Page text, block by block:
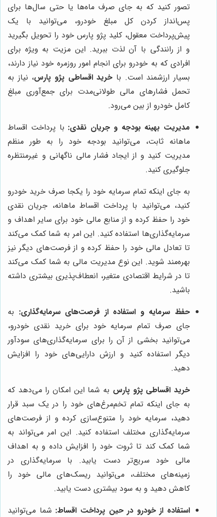
تصور کنید که به جای صرف ماه‌ها یا حتی سال‌ها برای
پس‌انداز کردن کل مبلغ خودرو، می‌توانید با یک
پیش‌پرداخت معقول، کلید پژو پارس خود را تحویل بگیرید
و از رانندگی با آن لذت ببرید. این مزیت به ویژه برای
افرادی که به خودرو برای انجام امور روزمره خود نیاز دارند،
بسیار ارزشمند است. با خرید اقساطی پژو پارس، نیاز به
تحمل فشارهای مالی طولانی‌مدت برای جمع‌آوری مبلغ
کامل خودرو از بین می‌رود.
مدیریت بهینه بودجه و جریان نقدی: با پرداخت اقساط
ماهانه ثابت، می‌توانید بودجه خود را به طور منظم
مدیریت کنید و از ایجاد فشار مالی ناگهانی و غیرمنتظره
جلوگیری کنید.
به جای اینکه تمام سرمایه خود را یکجا صرف خرید خودرو
کنید، می‌توانید با پرداخت اقساط ماهانه، جریان نقدی
خود را حفظ کرده و از منابع مالی خود برای سایر اهداف و
سرمایه‌گذاری‌ها استفاده کنید. این امر به شما کمک می‌کند
تا تعادل مالی خود را حفظ کرده و از فرصت‌های دیگر نیز
بهره‌مند شوید. این نوع مدیریت مالی به شما کمک می‌کند
تا در شرایط اقتصادی متغیر، انعطاف‌پذیری بیشتری داشته
باشید.
حفظ سرمایه و استفاده از فرصت‌های سرمایه‌گذاری: به
جای صرف تمام سرمایه خود برای خرید نقدی خودرو،
می‌توانید بخشی از آن را برای سرمایه‌گذاری‌های سودآور
دیگر استفاده کنید و ارزش دارایی‌های خود را افزایش
دهید.
خرید اقساطی پژو پارس به شما این امکان را می‌دهد که
به جای اینکه تمام تخم‌مرغ‌های خود را در یک سبد قرار
دهید، سرمایه خود را متنوع‌سازی کرده و از فرصت‌های
سرمایه‌گذاری مختلف استفاده کنید. این امر می‌تواند به
شما کمک کند تا ثروت خود را افزایش داده و به اهداف
مالی خود سریع‌تر دست یابید. با سرمایه‌گذاری در
زمینه‌های مختلف، می‌توانید ریسک‌های مالی خود را
کاهش دهید و به سود بیشتری دست یابید.
استفاده از خودرو در حین پرداخت اقساط: شما می‌توانید